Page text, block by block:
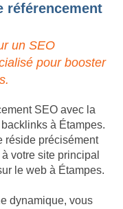
référencement
un SEO
pour booster
SEO avec la
à Étampes.
réside précisément
votre site principal
le web à Étampes.
dynamique, vous